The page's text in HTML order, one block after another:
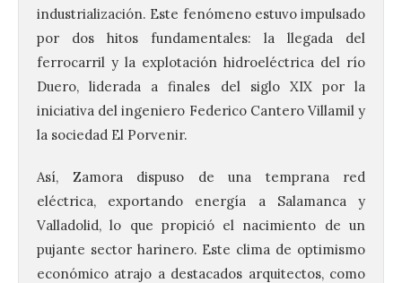
industrialización. Este fenómeno estuvo impulsado
por dos hitos fundamentales: la llegada del
ferrocarril y la explotación hidroeléctrica del río
Duero, liderada a finales del siglo XIX por la
iniciativa del ingeniero Federico Cantero Villamil y
la sociedad El Porvenir.
Así, Zamora dispuso de una temprana red
eléctrica, exportando energía a Salamanca y
Valladolid, lo que propició el nacimiento de un
pujante sector harinero. Este clima de optimismo
económico atrajo a destacados arquitectos, como